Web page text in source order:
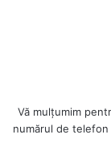
Vă mulțumim
numărul de